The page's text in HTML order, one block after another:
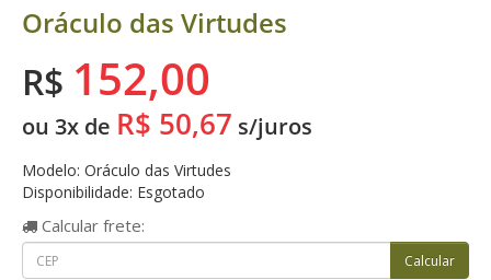
Oráculo das Virtudes
R$ 152,00
ou 3x de R$ 50,67 s/juros
Modelo: Oráculo das Virtudes
Disponibilidade: Esgotado
Calcular frete: